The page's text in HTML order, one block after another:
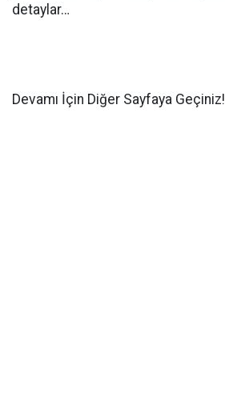
detaylar…
Devamı İçin Diğer Sayfaya Geçiniz!